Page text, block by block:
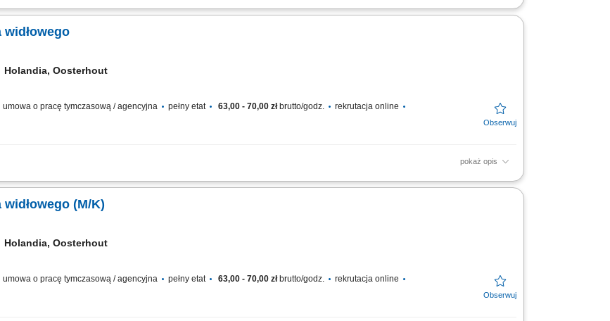
przy użyciu wózków widłowych, odkładanie palet na regały wysokiego składowania, obsługa załadunków oraz
Holandia, Oosterhout
umowa o pracę tymczasową / agencyjna pełny etat 63,00 - 70,00 złbrutto/godz.
rekrutacja online
pokaż opis
wózkiem widłowym z długimi widłami (obsługa 2 palet jednocześnie) Układanie palet w stosy do wysokości 8
(M/K)
Holandia, Oosterhout
umowa o pracę tymczasową / agencyjna pełny etat 63,00 - 70,00 złbrutto/godz.
rekrutacja online